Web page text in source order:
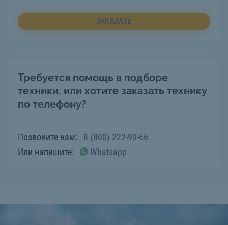
ЗАКАЗАТЬ
Требуется помощь в подборе
техники, или хотите заказать технику
по телефону?
Позвоните нам:
8 (800) 222-90-66
Или напишите:
Whatsapp